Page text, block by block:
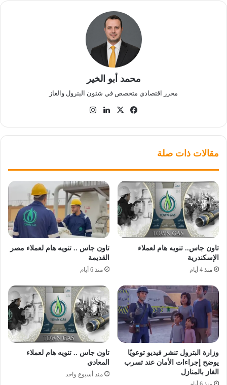
محمد أبو الخير
محرر اقتصادي متخصص في شئون البترول والغاز
فيسبوك
‫X لينكدإن
مقالات ذات صلة
تاون جاس.. تنويه هام لعملاء
الإسكندرية
منذ 4 أيام
تاون جاس .. تنويه هام لعملاء مصر
القديمة
منذ 6 أيام
وزارة البترول تنشر فيديو توعويًا
يوضح إجراءات الأمان عند تسرب
الغاز بالمنازل
تاون جاس .. تنويه هام لعملاء
المعادي
منذ أسبوع واحد